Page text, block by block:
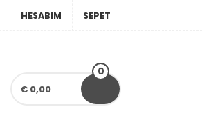
HESABIM SEPET
€ 0,00
0